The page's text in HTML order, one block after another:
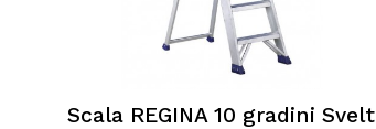
Scala REGINA 10 gradini Svelt